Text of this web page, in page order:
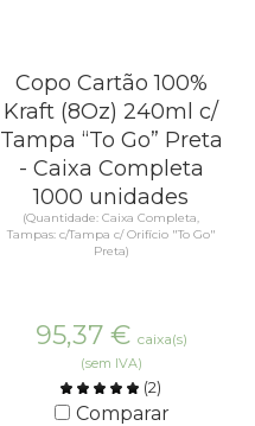
Copo Cartão 100%
Kraft (8Oz) 240ml c/
Tampa “To Go” Preta
- Caixa Completa
1000 unidades
(Quantidade: Caixa Completa,
Tampas: c/Tampa c/ Orifício "To Go"
Preta)
95,37 € caixa(s)
(sem IVA)
(2)
Comparar